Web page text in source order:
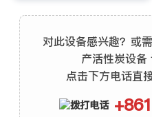
对此设备感兴趣？或
产活性炭设备
点击下方电话直